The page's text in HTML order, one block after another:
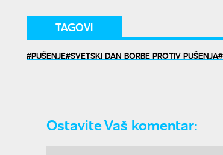
TAGOVI
PUŠENJE SVETSKI DAN BORBE PROTIV PUŠENJA
Ostavite Vaš komentar: